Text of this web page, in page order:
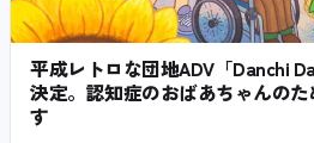
平成レトロな団地ADV「Danchi
決定。認知症のおばあちゃんの
す